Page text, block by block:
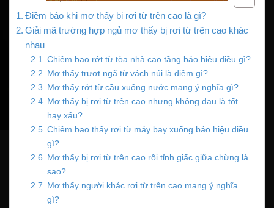
Điềm báo khi mơ thấy bị rơi từ trên cao là gì?
Giải mã trường hợp ngủ mơ thấy bị rơi từ trên cao khác
nhau
Chiêm bao rớt từ tòa nhà cao tầng báo hiệu điều gì?
Mơ thấy trượt ngã từ vách núi là điềm gì?
Mơ thấy rớt từ cầu xuống nước mang ý nghĩa gì?
Mơ thấy bị rơi từ trên cao nhưng không đau là tốt
hay xấu?
Chiêm bao thấy rơi từ máy bay xuống báo hiệu điều
gì?
Mơ thấy bị rơi từ trên cao rồi tỉnh giấc giữa chừng là
sao?
Mơ thấy người khác rơi từ trên cao mang ý nghĩa
gì?